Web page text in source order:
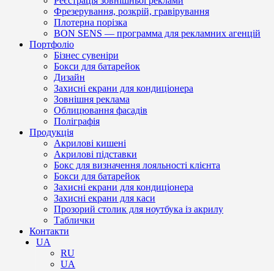
Фрезерування, розкрій, гравірування
Плотерна порізка
BON SENS — программа для рекламних агенцій
Портфоліо
Бізнес сувеніри
Бокси для батарейок
Дизайн
Захисні екрани для кондиціонера
Зовнішня реклама
Облицювання фасадів
Поліграфія
Продукція
Акрилові кишені
Акрилові підставки
Бокс для визначення лояльності клієнта
Бокси для батарейок
Захисні екрани для кондиціонера
Захисні екрани для каси
Прозорий столик для ноутбука із акрилу
Таблички
Контакти
UA
RU
UA